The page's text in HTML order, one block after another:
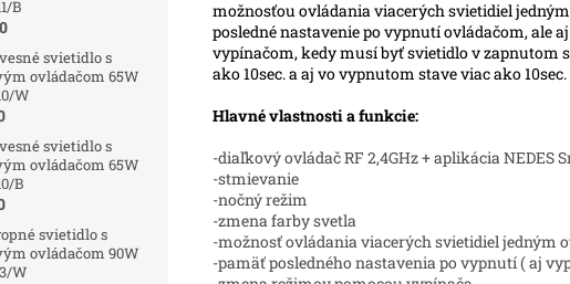
B
svietidlo s
ovládačom 65W
W
svietidlo s
ovládačom 65W
B
svietidlo s
ovládačom 90W
W
možnosťou ovládania viacerých svietidiel
posledné nastavenie po vypnutí ovládačom, ale
vypínačom, kedy musí byť svietidlo v zapnutom
ako 10sec. a aj vo vypnutom stave viac ako 10sec.
Hlavné vlastnosti a funkcie:
-diaľkový ovládač RF 2,4GHz + aplikácia NEDES
-stmievanie
-nočný režim
-zmena farby svetla
-možnosť ovládania viacerých svietidiel jedným
-pamäť posledného nastavenia po vypnutí ( aj